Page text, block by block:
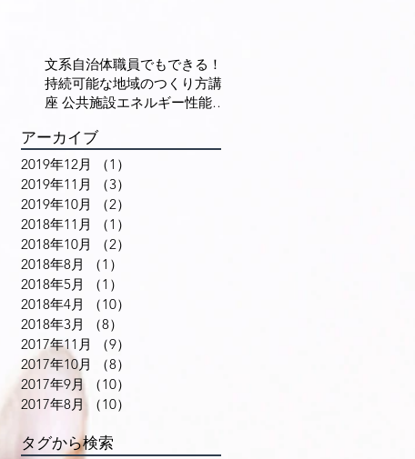
文系自治体職員でもできる！
持続可能な地域のつくり方講
座 公共施設エネルギー性能の
い（６）
アーカイブ
2019年12月 （1）
2019年11月
（3）
2019年10月
（2）
2018年11月
（1）
2018年10月
（2）
2018年8月
（1）
2018年5月
（1）
2018年4月
（10）
2018年3月
（8）
2017年11月
（9）
2017年10月
（8）
2017年9月
（10）
2017年8月
（10）
タグから検索